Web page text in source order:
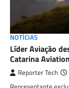
NOTÍCIAS
Líder Aviação
Catarina
Reporter Tech